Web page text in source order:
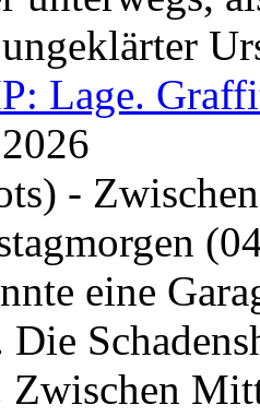
Lage.
-
eine
Zwischen